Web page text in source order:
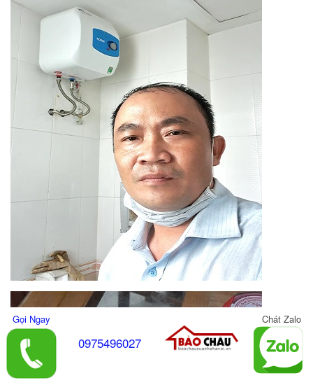
Gọi Ngay
0975496027
Chát Zalo